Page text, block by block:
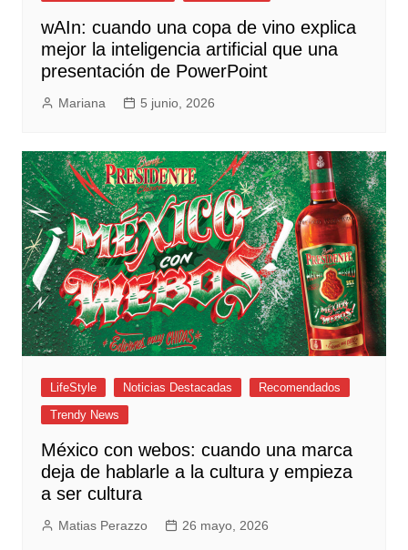
wAIn: cuando una copa de vino explica
mejor la inteligencia artificial que una
presentación de PowerPoint
Mariana 5 junio, 2026
LifeStyle Noticias Destacadas
Recomendados
Trendy News
México con webos: cuando una marca
deja de hablarle a la cultura y empieza
a ser cultura
Matias Perazzo 26 mayo, 2026